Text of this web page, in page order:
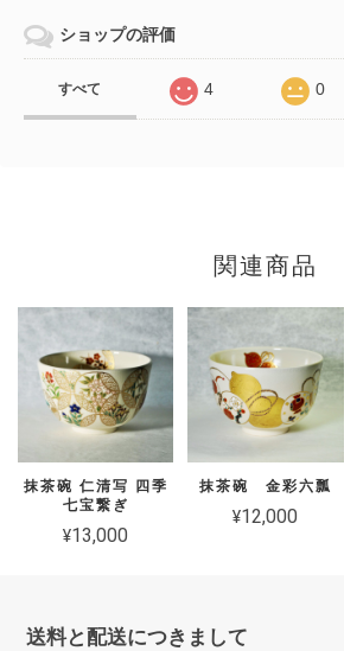
ショップの評価
すべて 4 0
関連商品
抹茶碗 仁清写 四季
七宝繋ぎ
¥13,000
抹茶碗 金彩六瓢
¥12,000
送料と配送につきまして